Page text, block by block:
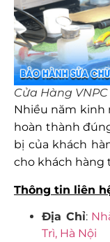
Cửa Hàng VNPC
Nhiều năm kinh
hoàn thành
bị của khách
cho khách hàng
Thông tin liên
Địa Chỉ:
Trì, Hà Nội